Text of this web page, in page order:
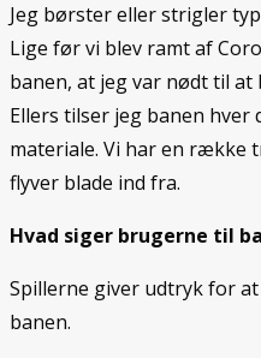
Jeg børster eller strigler
Lige før vi blev ramt af
banen, at jeg var nødt til
Ellers tilser jeg banen
materiale. Vi har en
flyver blade ind fra.
Hvad siger brugerne til
Spillerne giver udtryk for
banen.